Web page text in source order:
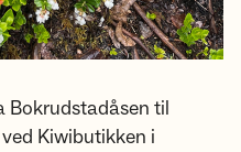
Bokrudstadåsen til
Kiwibutikken i